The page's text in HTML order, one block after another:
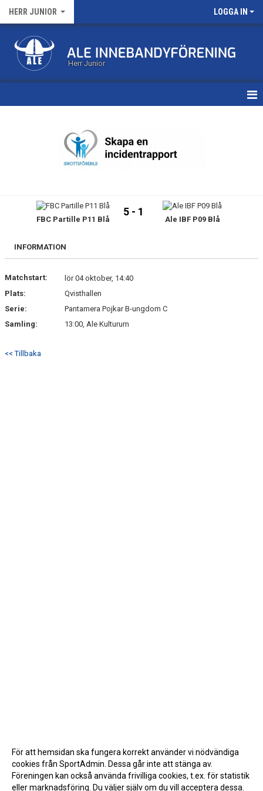
HERR JUNIOR LOGGA IN
Herr Junior
BILDGALLERI
DOKUMENT
FBC Partille P11 Blå
5 - 1
Ale IBF P09 Blå
INFORMATION
Matchstart:
lör 04 oktober, 14:40
Plats:
Qvisthallen
Serie:
Pantamera Pojkar B-ungdom C
Samling:
13:00, Ale Kulturum
<< Tillbaka
För att hemsidan ska fungera korrekt använder vi nödvändiga
cookies från SportAdmin. Dessa går inte att stänga av.
Föreningen kan också använda frivilliga cookies, t.ex. för statistik
eller marknadsföring. Du väljer själv om du vill acceptera dessa.